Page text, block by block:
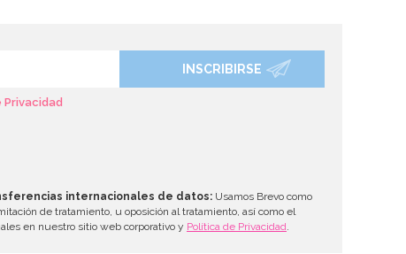
INSCRIBIRSE
internacionales de datos: Usamos Brevo como
de tratamiento, u oposición al tratamiento, así como el
en nuestro sitio web corporativo y Política de Privacidad